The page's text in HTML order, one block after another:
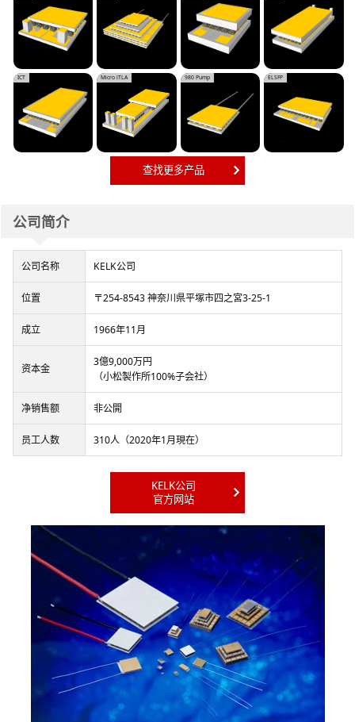
ICT Micro iTLA 980 Pump ELSFP
查找更多产品
公司简介
公司名称 KELK公司
位置 〒254-8543 神奈川県平塚市四之宮3-25-1
成立 1966年11月
资本金
3億9,000万円
（小松製作所100%子会社）
净销售额 非公開
员工人数 310人（2020年1月現在）
KELK公司
官方网站